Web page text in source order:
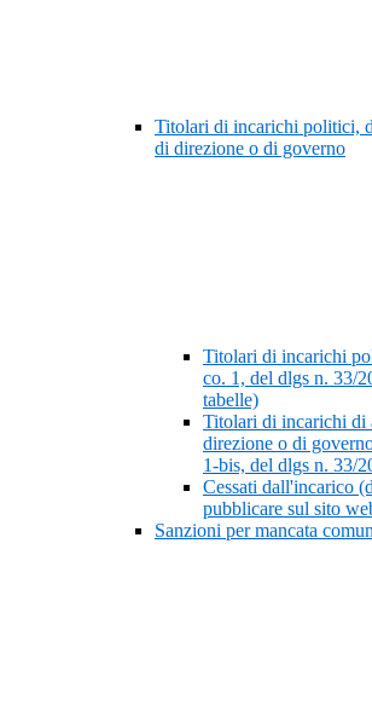
Titolari di incarichi politici,
di direzione o di governo
Titolari di incarichi
co. 1, del dlgs n. 33/
tabelle)
Titolari di incarichi di
direzione o di
1-bis, del dlgs n. 33/
Cessati dall'incarico
pubblicare sul sito
Sanzioni per mancata